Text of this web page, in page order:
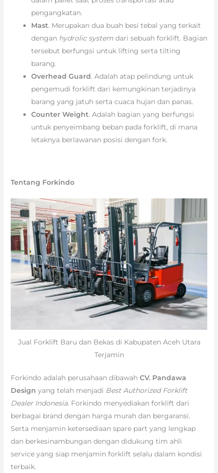
pengangkatan.
Mast. Merupakan dua buah besi tebal yang terkait
dengan hydrolic systemdari sebuah forklift. Bagian
tersebut berfungsi untuk lifting serta tilting
barang.
Overhead Guard. Adalah atap pelindung untuk
pengemudi forklift dari kemungkinan terjadinya
barang yang jatuh serta cuaca hujan dan panas.
Counter Weight. Adalah bagian yang berfungsi
untuk penyeimbang beban pada forklift, di mana
letaknya berlawanan posisi dengan fork.
Tentang Forkindo
Jual Forklift Baru dan Bekas di Kabupaten Aceh Utara
Terjamin
Forkindo adalah perusahaan dibawah CV. Pandawa
Design yang telah menjadi Best Authorized Forklift
Dealer Indonesia. Forkindo menyediakan forklift dari
berbagai brand dengan harga murah dan bergaransi.
Serta menjamin ketersediaan spare part yang lengkap
dan berkesinambungan dengan didukung tim ahli
service yang siap menjamin forklift selalu dalam kondisi
terbaik.